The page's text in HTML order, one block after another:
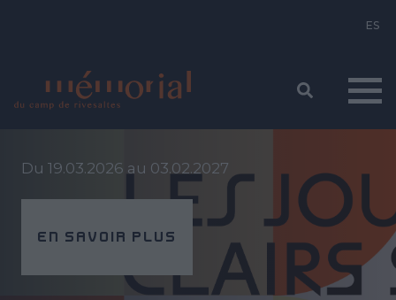
principal
Du 19.03.2026 au 03.02.2027
EN SAVOIR PLUS